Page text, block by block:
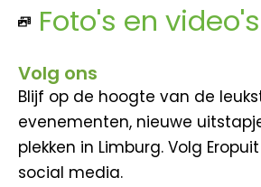
Foto's en video's
Volg ons
Blijf op de hoogte van de
evenementen, nieuwe
plekken in Limburg. Volg
social media.